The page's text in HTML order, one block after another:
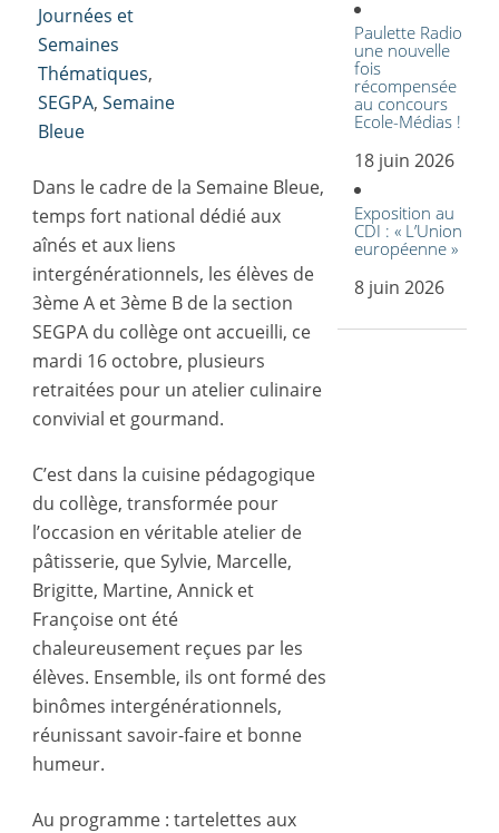
Journées et
Semaines
Thématiques,
SEGPA,Semaine
Bleue
Dans le cadre de la Semaine Bleue,
temps fort national dédié aux
aînés et aux liens
intergénérationnels, les élèves de
3ème A et 3ème B de la section
SEGPA du collège ont accueilli, ce
mardi 16 octobre, plusieurs
retraitées pour un atelier culinaire
convivial et gourmand.
C’est dans la cuisine pédagogique
du collège, transformée pour
l’occasion en véritable atelier de
pâtisserie, que Sylvie, Marcelle,
Brigitte, Martine, Annick et
Françoise ont été
chaleureusement reçues par les
élèves. Ensemble, ils ont formé des
binômes intergénérationnels,
réunissant savoir-faire et bonne
humeur.
Au programme : tartelettes aux
Paulette Radio
une nouvelle
fois
récompensée
au concours
Ecole-Médias !
18 juin 2026
Exposition au
CDI : « L’Union
européenne »
8 juin 2026